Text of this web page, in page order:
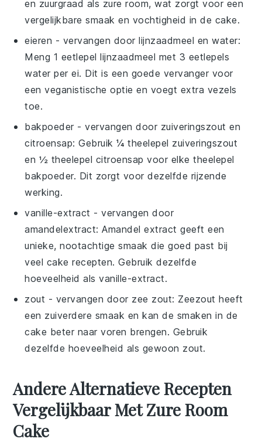
en zuurgraad als zure room, wat zorgt voor een
vergelijkbare smaak en vochtigheid in de cake.
eieren - vervangen doorlijnzaadmeel en water:
Meng 1 eetlepel lijnzaadmeel met 3 eetlepels
water per ei. Dit is een goede vervanger voor
een veganistische optie en voegt extra vezels
toe.
bakpoeder - vervangen door zuiveringszout en
citroensap: Gebruik ¼ theelepel zuiveringszout
en ½ theelepel citroensap voor elke theelepel
bakpoeder. Dit zorgt voor dezelfde rijzende
werking.
vanille-extract - vervangen door
amandelextract: Amandel extract geeft een
unieke, nootachtige smaak die goed past bij
veel cake recepten. Gebruik dezelfde
hoeveelheid als vanille-extract.
zout - vervangen door zee zout: Zeezout heeft
een zuiverdere smaak en kan de smaken in de
cake beter naar voren brengen. Gebruik
dezelfde hoeveelheid als gewoon zout.
Andere Alternatieve Recepten
Vergelijkbaar Met Zure Room
Cake